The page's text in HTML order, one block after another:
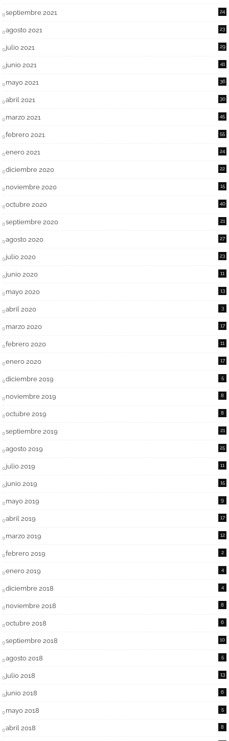
septiembre 2021 24
agosto 2021 23
julio 2021 29
junio 2021 41
mayo 2021 36
abril 2021 30
marzo 2021 45
febrero 2021 55
enero 2021 24
diciembre 2020 22
noviembre 2020 15
octubre 2020 40
septiembre 2020 21
agosto 2020 27
julio 2020 23
junio 2020 11
mayo 2020 13
abril 2020 3
marzo 2020 17
febrero 2020 11
enero 2020 17
diciembre 2019 5
noviembre 2019 8
octubre 2019 8
septiembre 2019 21
agosto 2019 25
julio 2019 11
junio 2019 15
mayo 2019 9
abril 2019 17
marzo 2019 12
febrero 2019 2
enero 2019 4
diciembre 2018 4
noviembre 2018 8
octubre 2018 6
septiembre 2018 10
agosto 2018 5
julio 2018 13
junio 2018 6
mayo 2018 5
abril 2018 8